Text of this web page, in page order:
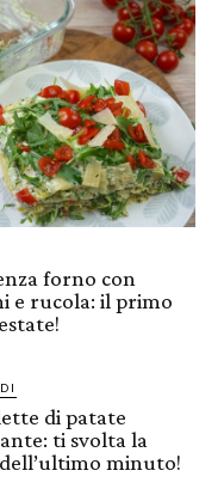
forno con
e rucola: il primo
di patate
ti svolta la
minuto!